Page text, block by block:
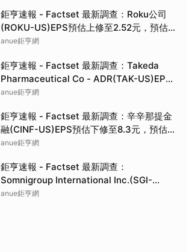
鉅亨速報 - Factset 最新調查：Roku公司
(ROKU-US)EPS預估上修至2.52元，預估
目標價為160.00元
anue鉅亨網
鉅亨速報 - Factset 最新調查：Takeda
Pharmaceutical Co - ADR(TAK-US)EPS
預估上修至0.37元，預估目標價為19.82元
anue鉅亨網
鉅亨速報 - Factset 最新調查：辛辛那提金
融(CINF-US)EPS預估下修至8.3元，預估目
標價為192.50元
anue鉅亨網
鉅亨速報 - Factset 最新調查：
Somnigroup International Inc.(SGI-
US)EPS預估下修至3元，預估目標價為
anue鉅亨網